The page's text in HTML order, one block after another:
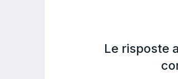
Le risposte